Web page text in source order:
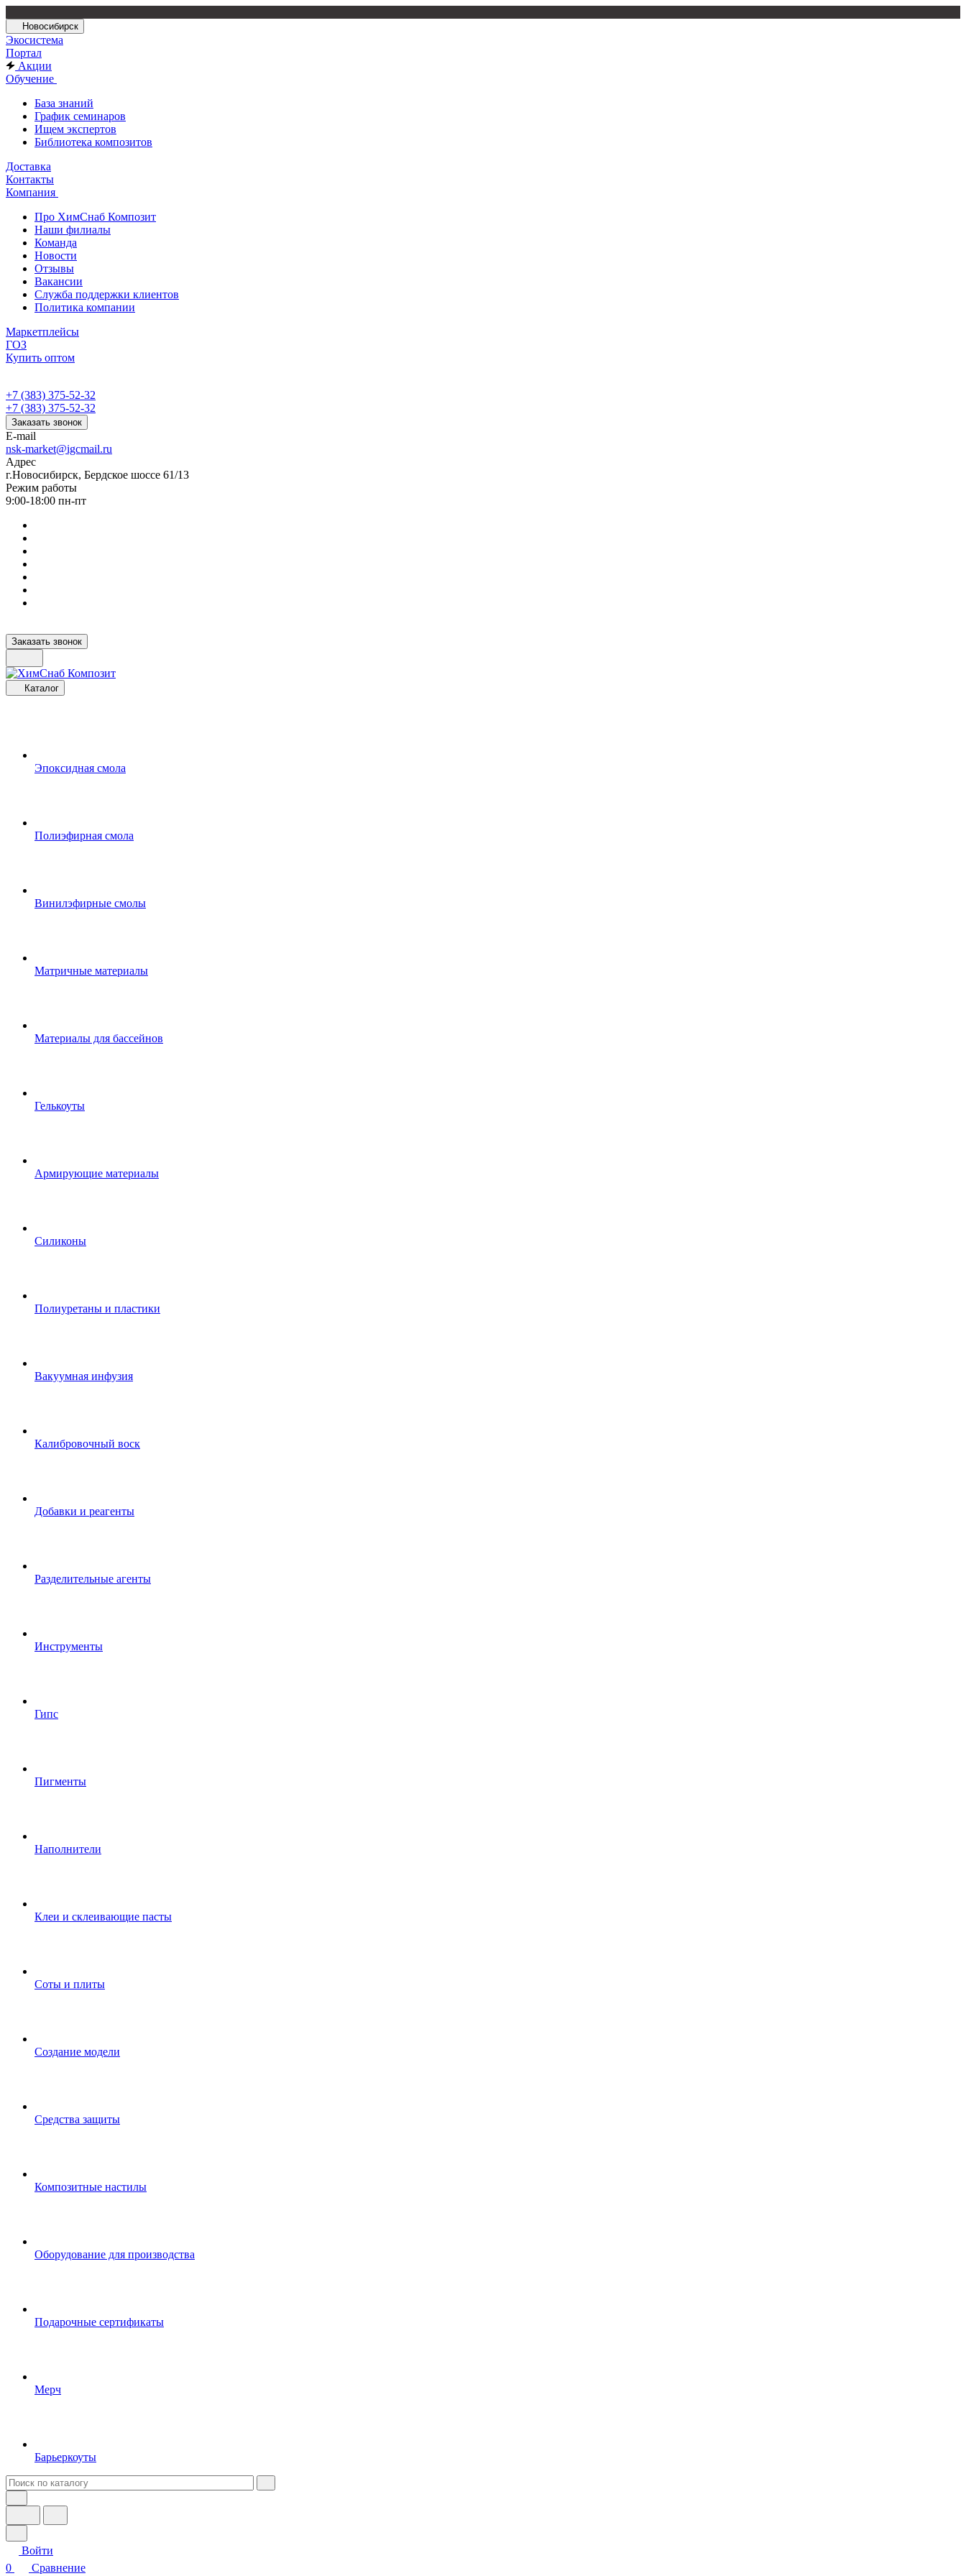
Новосибирск
Экосистема
Портал
Акции
Обучение
База знаний
График семинаров
Ищем экспертов
Библиотека композитов
Доставка
Контакты
Компания
Про ХимСнаб Композит
Наши филиалы
Команда
Новости
Отзывы
Вакансии
Служба поддержки клиентов
Политика компании
Маркетплейсы
ГОЗ
Купить оптом
+7 (383) 375-52-32
+7 (383) 375-52-32
Заказать звонок
E-mail
nsk-market@igcmail.ru
Адрес
г.Новосибирск, Бердское шоссе 61/13
Режим работы
9:00-18:00 пн-пт
Заказать звонок
Каталог
Эпоксидная смола
Полиэфирная смола
Винилэфирные смолы
Матричные материалы
Материалы для бассейнов
Гелькоуты
Армирующие материалы
Силиконы
Полиуретаны и пластики
Вакуумная инфузия
Калибровочный воск
Добавки и реагенты
Разделительные агенты
Инструменты
Гипс
Пигменты
Наполнители
Клеи и склеивающие пасты
Соты и плиты
Создание модели
Средства защиты
Композитные настилы
Оборудование для производства
Подарочные сертификаты
Мерч
Барьеркоуты
Войти
0
Сравнение